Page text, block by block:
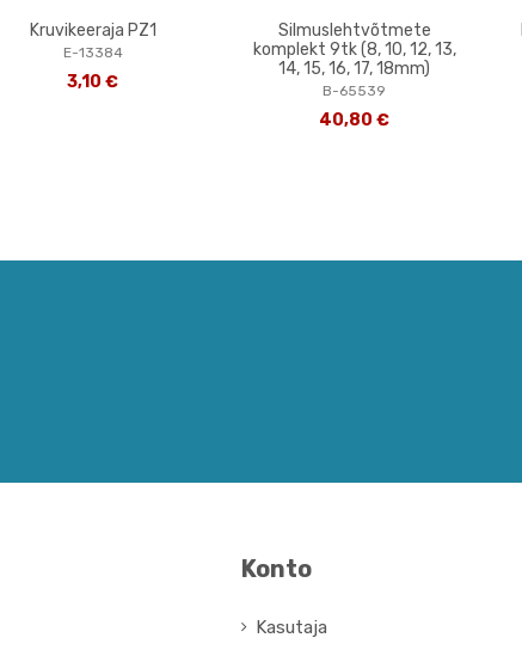
Kruvikeeraja PZ1
E-13384
3,10 €
Silmuslehtvõtmete
komplekt 9tk (8, 10, 12, 13,
14, 15, 16, 17, 18mm)
B-65539
40,80 €
Konto
Kasutaja